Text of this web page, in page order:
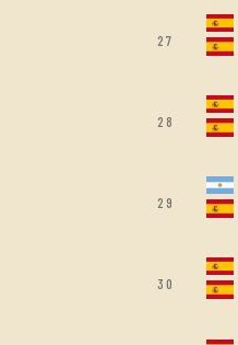
27
28
29
30